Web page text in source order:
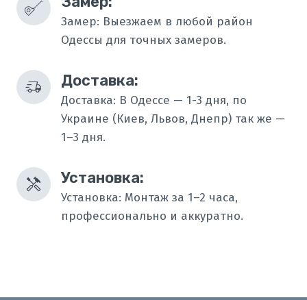
Замер: Выезжаем в любой район
Одессы для точных замеров.
Доставка:
Доставка: В Одессе — 1-3 дня, по
Украине (Киев, Львов, Днепр) так же —
1–3 дня.
Установка:
Установка: Монтаж за 1–2 часа,
профессионально и аккуратно.